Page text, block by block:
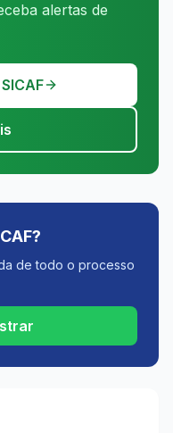
alertas de
de todo o processo